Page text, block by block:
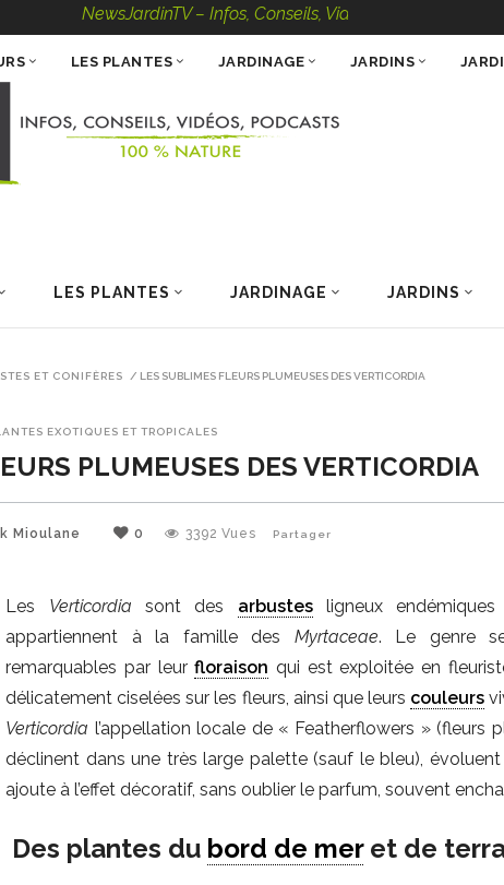
– Infos, Conseils, Vidéos, Podcasts – 100 % Nature
LES PLANTES JARDINAGE JARDINS
LES PLANTES JARDINAGE JARDINS
ET CONIFÈRES / LES SUBLIMES FLEURS PLUMEUSES DES VERTICORDIA
EXOTIQUES ET TROPICALES
PLUMEUSES DES VERTICORDIA
Mioulane 0 3392 Vues Partager
Les Verticordia sont des arbustesligneux endémiques
appartiennent à la famille des Myrtaceae. Le genre
remarquables par leurfloraison qui est exploitée en
délicatement ciselées sur les fleurs, ainsi que leurs couleurs
Verticordia l’appellation locale de « Featherflowers » (fleurs
déclinent dans une très large palette (sauf le bleu),
ajoute à l’effet décoratif, sans oublier le parfum, souvent
Des plantes du bord de meret de